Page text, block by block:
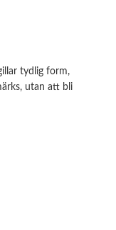
tydlig form,
utan att bli